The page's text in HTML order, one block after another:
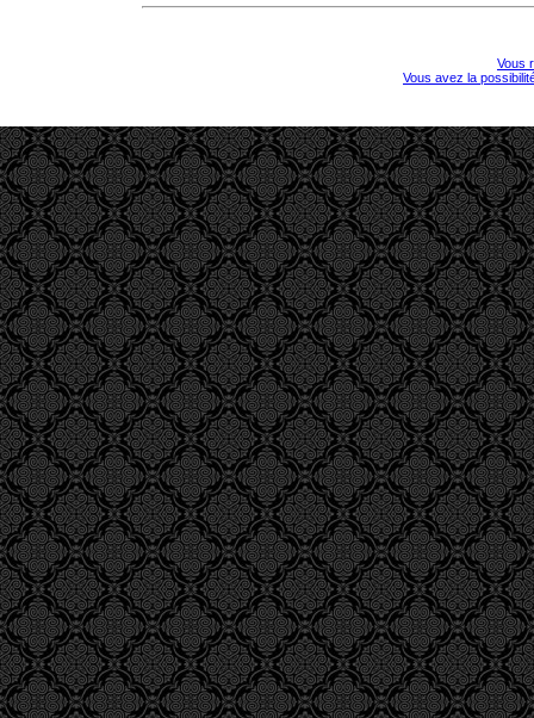
Vous
Vous avez la